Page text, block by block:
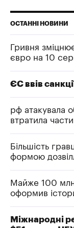
ОСТАННІ НОВИНИ
Гривня
євро на 10
ЄС ввів
рф атакувала
втратила
Більшість
формою
Майже 100
оформив
Міжнародні